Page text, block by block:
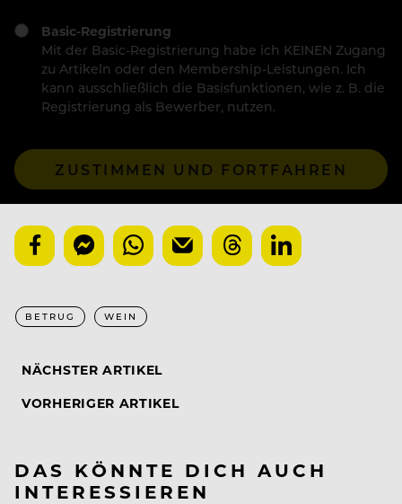
Basic-Registrierung
Mit der Basic-Registrierung habe ich KEINEN Zugang
zu Artikeln oder den Membership-Leistungen. Ich
kann ausschließlich die Basisfunktionen, wie z. B. die
Registrierung als Bewerber, nutzen.
ZUSTIMMEN UND FORTFAHREN
BETRUG WEIN
NÄCHSTER ARTIKEL
VORHERIGER ARTIKEL
DAS KÖNNTE DICH AUCH
INTERESSIEREN